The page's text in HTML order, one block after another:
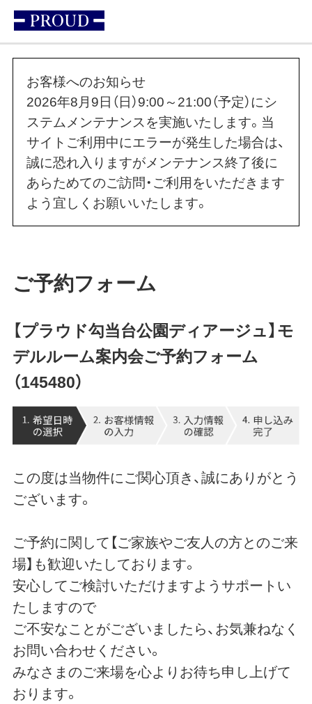
お客様へのお知らせ
2026年8月9日（日）9:00～21:00（予定）にシ
ステムメンテナンスを実施いたします。当
サイトご利用中にエラーが発生した場合は、
誠に恐れ入りますがメンテナンス終了後に
あらためてのご訪問・ご利用をいただきます
よう宜しくお願いいたします。
ご予約フォーム
【プラウド勾当台公園ディアージュ】モ
デルルーム案内会ご予約フォーム
（145480）
この度は当物件にご関心頂き、誠にありがとう
ございます。
ご予約に関して【ご家族やご友人の方とのご来
場】も歓迎いたしております。
安心してご検討いただけますようサポートい
たしますので
ご不安なことがございましたら、お気兼ねなく
お問い合わせください。
みなさまのご来場を心よりお待ち申し上げて
おります。